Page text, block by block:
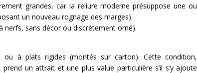
grandes, car la reliure moderne présuppose une ou
un nouveau rognage des marges).
nerfs, sans décor ou discrètement orné).
ou à plats rigides (montés sur carton). Cette condition,
un attrait et une plus value particulière s’il s’y ajoute